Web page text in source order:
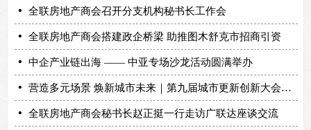
넸 全联房地产商会召开分支机构秘书长工作会
넸 全联房地产商会搭建政企桥梁 助推图木舒克市招商引资
넸 中企产业链出海 —— 中亚专场沙龙活动圆满举办
넸 营造多元场景 焕新城市未来｜第九届城市更新创新大会在京召开
넸 全联房地产商会秘书长赵正挺一行走访广联达座谈交流